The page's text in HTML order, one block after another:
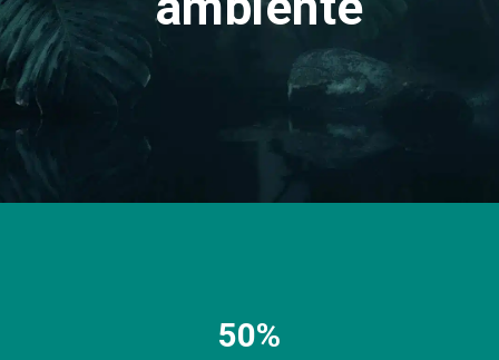
50%